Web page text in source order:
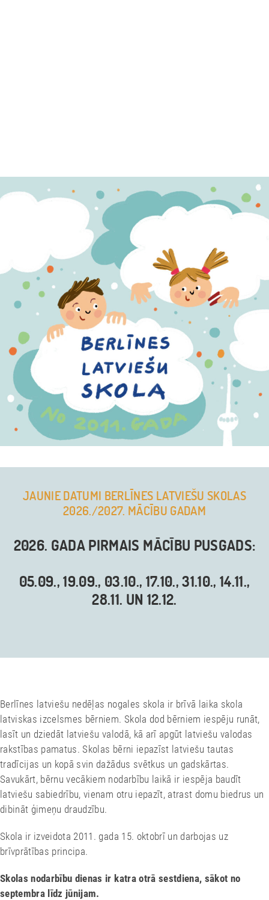
JAUNIE DATUMI BERLĪNES LATVIEŠU SKOLAS
2026./2027. MĀCĪBU GADAM
2026. GADA PIRMAIS MĀCĪBU PUSGADS:
05.09., 19.09., 03.10., 17.10., 31.10., 14.11.,
28.11. UN 12.12.
Berlīnes latviešu nedēļas nogales skola ir brīvā laika skola
latviskas izcelsmes bērniem. Skola dod bērniem iespēju runāt,
lasīt un dziedāt latviešu valodā, kā arī apgūt latviešu valodas
rakstības pamatus. Skolas bērni iepazīst latviešu tautas
tradīcijas un kopā svin dažādus svētkus un gadskārtas.
Savukārt, bērnu vecākiem nodarbību laikā ir iespēja baudīt
latviešu sabiedrību, vienam otru iepazīt, atrast domu biedrus un
dibināt ģimeņu draudzību.
Skola ir izveidota 2011. gada 15. oktobrī un darbojas uz
brīvprātības principa.
Skolas nodarbību dienas ir katra otrā sestdiena, sākot no
septembra līdz jūnijam.